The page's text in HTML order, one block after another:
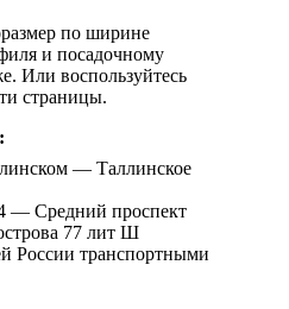
по ширине
и посадочному
Или воспользуйтесь
страницы.
— Таллинское
— Средний проспект
77 лит Ш
России транспортными